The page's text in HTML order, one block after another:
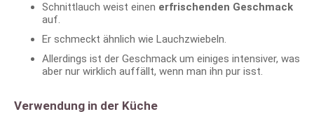
Schnittlauch weist einen erfrischenden Geschmack
auf.
Er schmeckt ähnlich wie Lauchzwiebeln.
Allerdings ist der Geschmack um einiges intensiver, was
aber nur wirklich auffällt, wenn man ihn pur isst.
Verwendung in der Küche